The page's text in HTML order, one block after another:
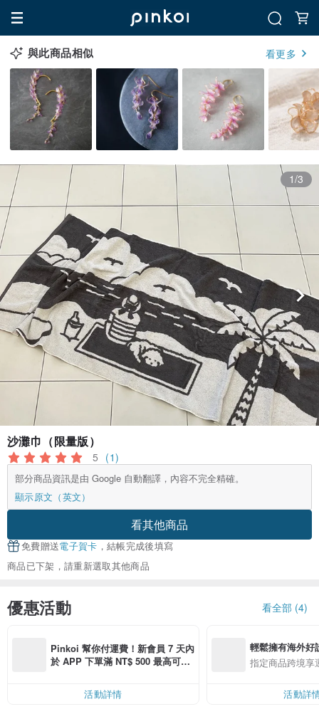
與此商品相似 看更多
1/3
沙灘巾（限量版）
5 (1)
部分商品資訊是由 Google 自動翻譯，內容不完全精確。
顯示原文（英文）
看其他商品
免費贈送電子賀卡 ，結帳完成後填寫
商品已下架，請重新選取其他商品
優惠活動 看全部 (4)
Pinkoi 幫你付運費！新會員 7 天內
於 APP 下單滿 NT$ 500 最高可折
活動詳情
輕鬆擁有海外好
指定商品跨境享
活動詳